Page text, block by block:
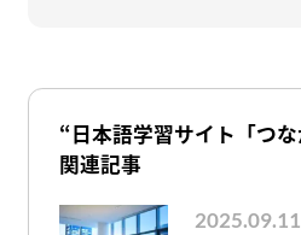
“日本語学習サイト「つ
関連記事
2025.09.11